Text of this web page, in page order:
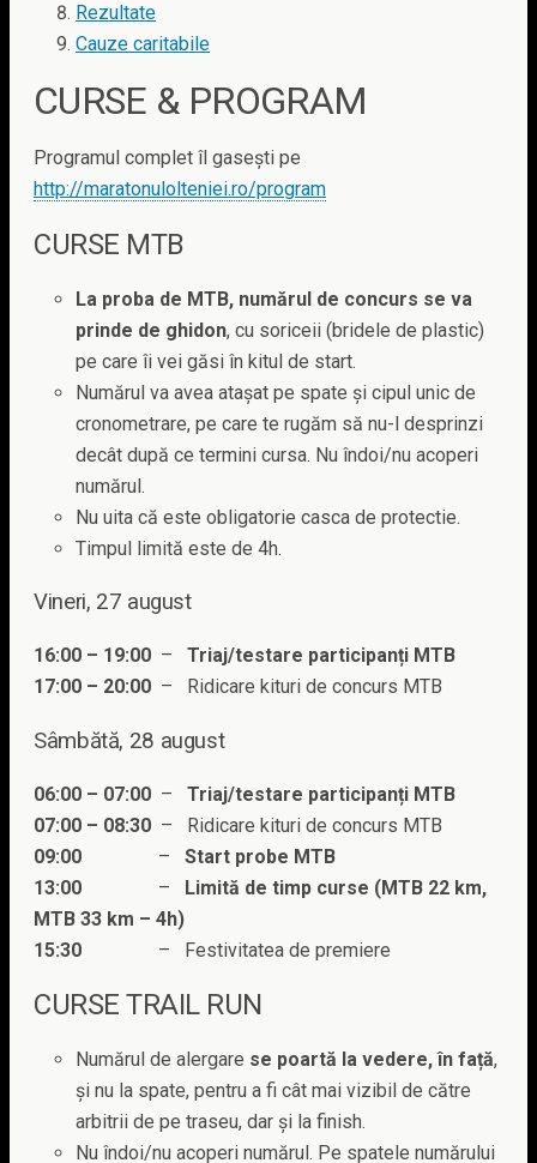
Rezultate
Cauze caritabile
CURSE & PROGRAM
Programul complet îl gasești pe
http://maratonulolteniei.ro/program
CURSE MTB
La proba de MTB, numărul de concurs se va
prinde de ghidon, cu soriceii (bridele de plastic)
pe care îi vei găsi în kitul de start.
Numărul va avea atașat pe spate și cipul unic de
cronometrare, pe care te rugăm să nu-l desprinzi
decât după ce termini cursa. Nu îndoi/nu acoperi
numărul.
Nu uita că este obligatorie casca de protectie.
Timpul limită este de 4h.
Vineri, 27 august
16:00 – 19:00 – Triaj/testare participanți MTB
17:00 – 20:00 – Ridicare kituri de concurs MTB
Sâmbătă, 28 august
06:00 – 07:00 – Triaj/testare participanți MTB
07:00 – 08:30 – Ridicare kituri de concurs MTB
09:00 – Start probe MTB
13:00 – Limită de timp curse (MTB 22 km,
MTB 33 km – 4h)
15:30 – Festivitatea de premiere
CURSE TRAIL RUN
Numărul de alergare se poartă la vedere, în față,
și nu la spate, pentru a fi cât mai vizibil de către
arbitrii de pe traseu, dar și la finish.
Nu îndoi/nu acoperi numărul. Pe spatele numărului